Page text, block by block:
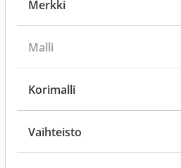
Merkki
Malli
Korimalli
Vaihteisto